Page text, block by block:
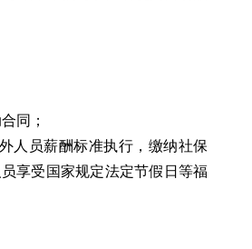
同；
人员薪酬标准执行，缴纳社保
享受国家规定法定节假日等福